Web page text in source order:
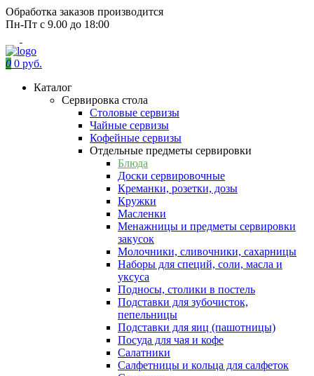
Обработка заказов производится
Пн-Пт с 9.00 до 18:00
0 0 руб.
Каталог
Сервировка стола
Столовые сервизы
Чайные сервизы
Кофейные сервизы
Отдельные предметы сервировки
Блюда
Доски сервировочные
Креманки, розетки, дозы
Кружки
Масленки
Менажницы и предметы сервировки
закусок
Молочники, сливочники, сахарницы
Наборы для специй, соли, масла и
уксуса
Подносы, столики в постель
Подставки для зубочисток,
пепельницы
Подставки для яиц (пашотницы)
Посуда для чая и кофе
Салатники
Салфетницы и кольца для салфеток